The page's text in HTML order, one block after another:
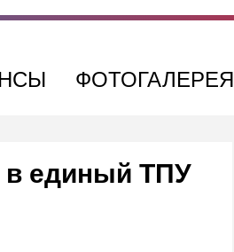
ФОТОГАЛЕРЕЯ
в единый ТПУ